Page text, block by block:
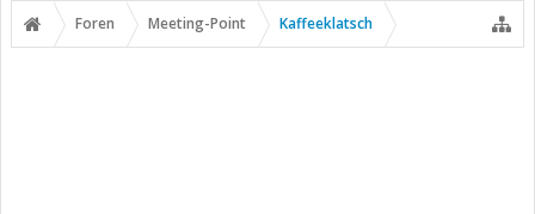
Foren Meeting-Point Kaffeeklatsch